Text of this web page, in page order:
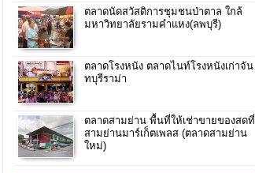
ตลาดนัดสวัสดิการชุมชนป่าตาล ใกล้
มหาวิทยาลัยรามคำแหง(ลพบุรี)
ตลาดโรงหนัง ตลาดไนท์โรงหนังเก่าจัน
ทบุรีราม่า
ตลาดสามย่าน พื้นที่ให้เช่าขายของสดที่
สามย่านมาร์เก็ตเพลส (ตลาดสามย่าน
ใหม่)